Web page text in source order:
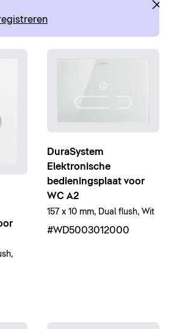
DuraSystem
Elektronische
bedieningsplaat voor
WC A2
157 x 10 mm, Dual flush, Wit
#WD5003012000